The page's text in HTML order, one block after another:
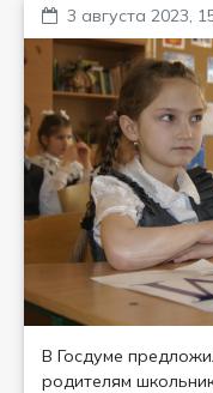
3 августа 2023,
В Госдуме
родителям